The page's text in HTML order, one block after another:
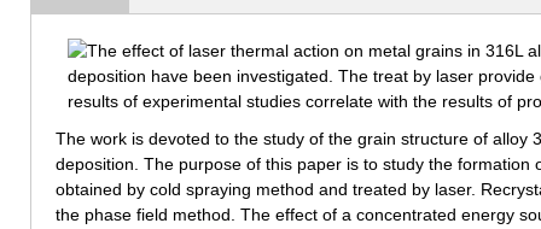
The work is devoted to the study of the grain structure of alloy
deposition. The purpose of this paper is to study the formation
obtained by cold spraying method and treated by laser.
the phase field method. The effect of a concentrated energy